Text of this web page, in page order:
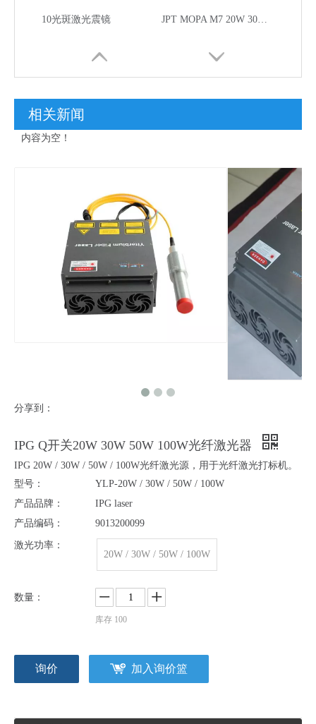
10光斑激光震镜 JPT MOPA M7 20W 30W 60W 80W 100W 120W光纤激光器
JPT 20W 30W 50W光纤激光器 锐科 20W 30W 50W 激光激光器
相关新闻
内容为空！
分享到：
IPG Q开关20W 30W 50W 100W光纤激光器
IPG 20W / 30W / 50W / 100W光纤激光源，用于光纤激光打标机。
型号：
YLP-20W / 30W / 50W / 100W
产品品牌：
IPG laser
产品编码：
9013200099
激光功率：
20W / 30W / 50W / 100W
数量：
库存 100
询价 加入询价篮